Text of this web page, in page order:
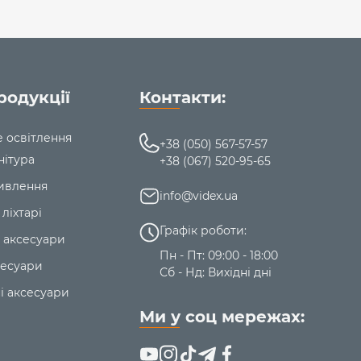
освітлення
аксесуари
Контакти:
+38 (050) 567-57-57
+38 (067) 520-95-65
info@videx.ua
Графік роботи:
Пн - Пт: 09:00 - 18:00
Сб - Нд: Вихідні дні
Ми у соц мережах: